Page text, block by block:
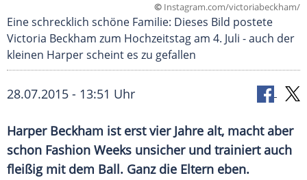
© Instagram.com/victoriabeckham/
Eine schrecklich schöne Familie: Dieses Bild postete
Victoria Beckham zum Hochzeitstag am 4. Juli - auch der
kleinen Harper scheint es zu gefallen
28.07.2015 - 13:51 Uhr
Harper Beckham ist erst vier Jahre alt, macht aber
schon Fashion Weeks unsicher und trainiert auch
fleißig mit dem Ball. Ganz die Eltern eben.